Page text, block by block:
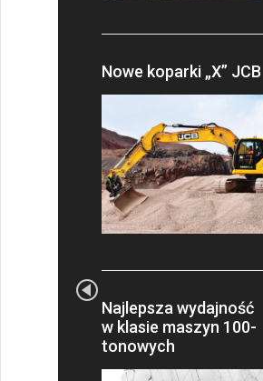
Nowe koparki „X” JCB
Najlepsza wydajność
w klasie maszyn 100-
tonowych